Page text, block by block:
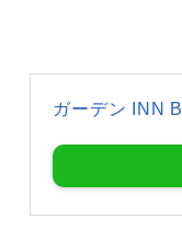
ガーデン INN